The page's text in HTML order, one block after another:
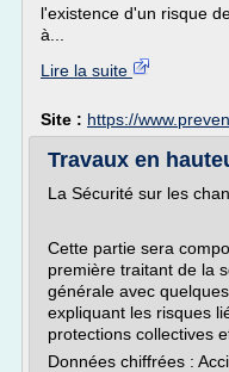
l'existence d'un risque
à...
Lire la suite
Site : https://
Travaux en
La Sécurité sur les
Cette partie sera
première traitant de la
générale avec
expliquant les risques
protections collectives
Données chiffrées :